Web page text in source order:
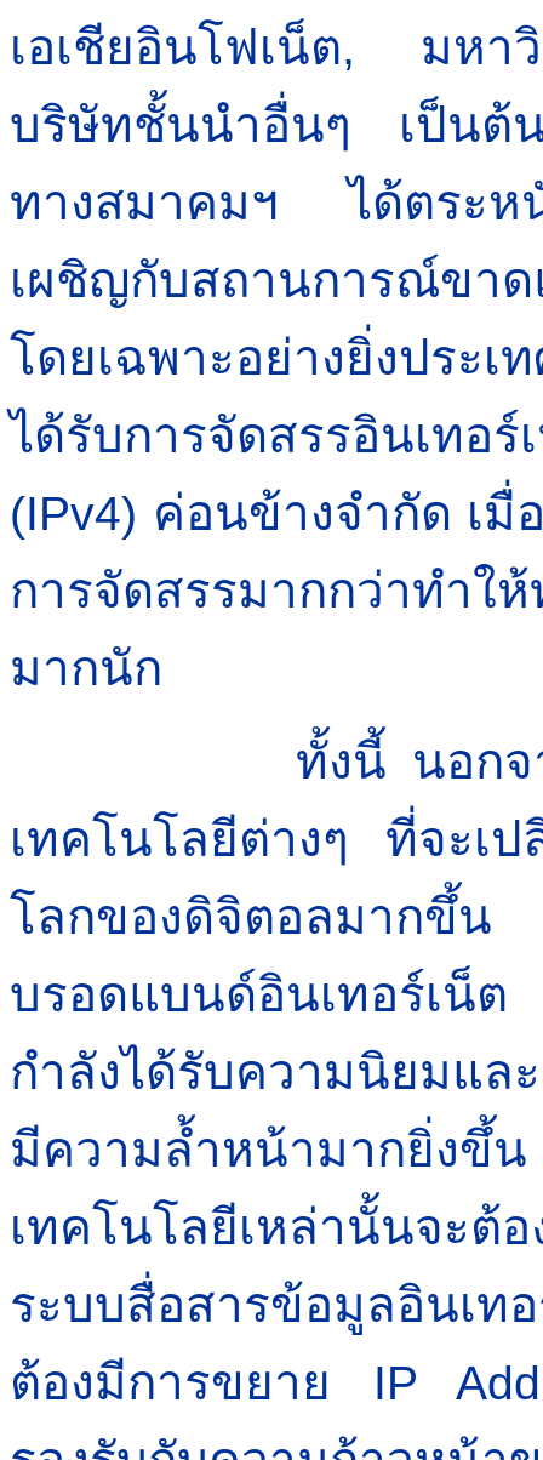
เอเชียอินโฟเน็ต, มห
บริษัทชั้นนำอื่นๆ เป็นต้
ทางสมาคมฯ ได้ตระห
เผชิญกับสถานการณ์ขา
โดยเฉพาะอย่างยิ่งประเ
ได้รับการจัดสรรอินเ
(IPv4) ค่อนข้างจำกัด เมื่
การจัดสรรมากกว่าทำใ
มากนัก
ทั้งนี้ นอกจากปัญห
เทคโนโลยีต่างๆ ที่จะเ
โลกของดิจิตอลมาก
บรอดแบนด์อินเทอร์เน็
กำลังได้รับความนิยมแ
มีความล้ำหน้ามากยิ่งขึ้
เทคโนโลยีเหล่านั้นจะต้
ระบบสื่อสารข้อมูลอินเท
ต้องมีการขยาย
IP